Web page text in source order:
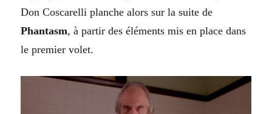
Don Coscarelli planche alors sur la suite de
Phantasm, à partir des éléments mis en place dans
le premier volet.